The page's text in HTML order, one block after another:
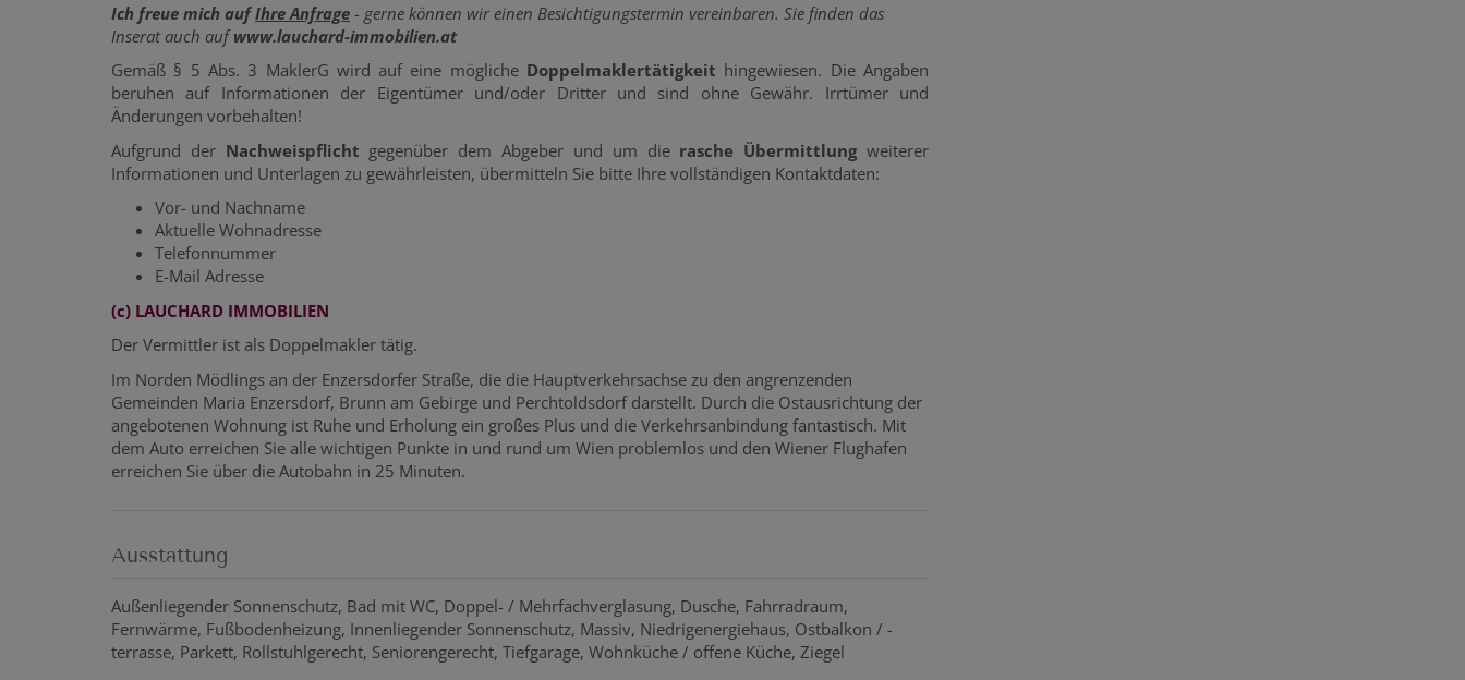
Ich freue mich aufIhre Anfrage - gerne können wir einen Besichtigungstermin vereinbaren. Sie finden das
Inserat auch auf www.lauchard-immobilien.at
Gemäß § 5 Abs. 3 MaklerG wird auf eine mögliche Doppelmaklertätigkeit hingewiesen. Die Angaben
beruhen auf Informationen der Eigentümer und/oder Dritter und sind ohne Gewähr. Irrtümer und
Änderungen vorbehalten!
Aufgrund der Nachweispflicht gegenüber dem Abgeber und um die rasche Übermittlungweiterer
Informationen und Unterlagen zu gewährleisten, übermitteln Sie bitte Ihre vollständigen Kontaktdaten:
Vor- und Nachname
Aktuelle Wohnadresse
Telefonnummer
E-Mail Adresse
(c) LAUCHARD IMMOBILIEN
Der Vermittler ist als Doppelmakler tätig.
Im Norden Mödlings an der Enzersdorfer Straße, die die Hauptverkehrsachse zu den angrenzenden
Gemeinden Maria Enzersdorf, Brunn am Gebirge und Perchtoldsdorf darstellt. Durch die Ostausrichtung der
angebotenen Wohnung ist Ruhe und Erholung ein großes Plus und die Verkehrsanbindung fantastisch. Mit
dem Auto erreichen Sie alle wichtigen Punkte in und rund um Wien problemlos und den Wiener Flughafen
erreichen Sie über die Autobahn in 25 Minuten.
Ausstattung
Außenliegender Sonnenschutz Bad mit WC Doppel- / Mehrfachverglasung Dusche Fahrradraum
Fernwärme Fußbodenheizung Innenliegender Sonnenschutz Massiv Niedrigenergiehaus Ostbalkon / -
terrasse Parkett Rollstuhlgerecht Seniorengerecht Tiefgarage Wohnküche / offene Küche Ziegel